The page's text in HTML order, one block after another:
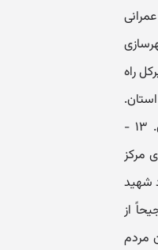
بدون حق رأی) ۳ - معاون عمرانی
مسکن و شهرسازی
سازمان بازرگانی استان. ۸ - مدیرکل راه
معادن استان.
۱۱ - رییس سازمان آموزش و پرورش استان. ۱۲ - مدیرکل فرهنگ و ارشاد اسلامی استان. ۱۳ -
صدا و سیمای مرکز
سازمان بنیاد شهید
نظر ترجیحاً از
از نمایندگان مردم